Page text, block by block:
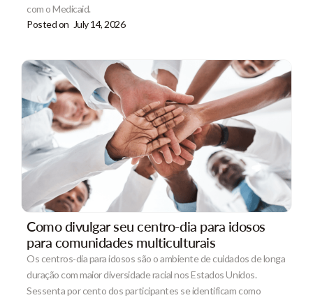
com o Medicaid.
Posted on July 14, 2026
Como divulgar seu centro-dia para idosos
para comunidades multiculturais
Os centros-dia para idosos são o ambiente de cuidados de longa
duração com maior diversidade racial nos Estados Unidos.
Sessenta por cento dos participantes se identificam como